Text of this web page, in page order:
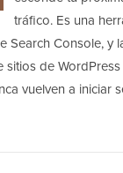
tráfico. Es una
Search Console, y
de
vuelven a iniciar